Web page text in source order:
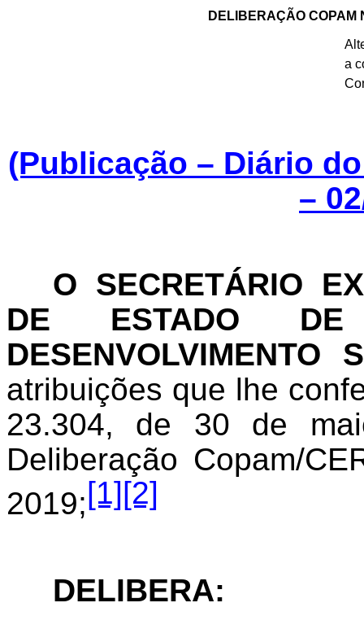
DELIBERAÇÃO COPAM
a
(Publicação – Diário
–
O SECRETÁRIO
DE ESTADO
DESENVOLVIMENTO
atribuições que lhe
23.304, de 30 de
Deliberação Copam/
2019;[1][2]
DELIBERA: